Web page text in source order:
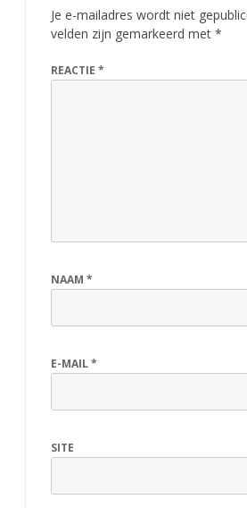
Je e-mailadres wordt niet
velden zijn gemarkeerd met *
REACTIE *
NAAM *
E-MAIL*
SITE